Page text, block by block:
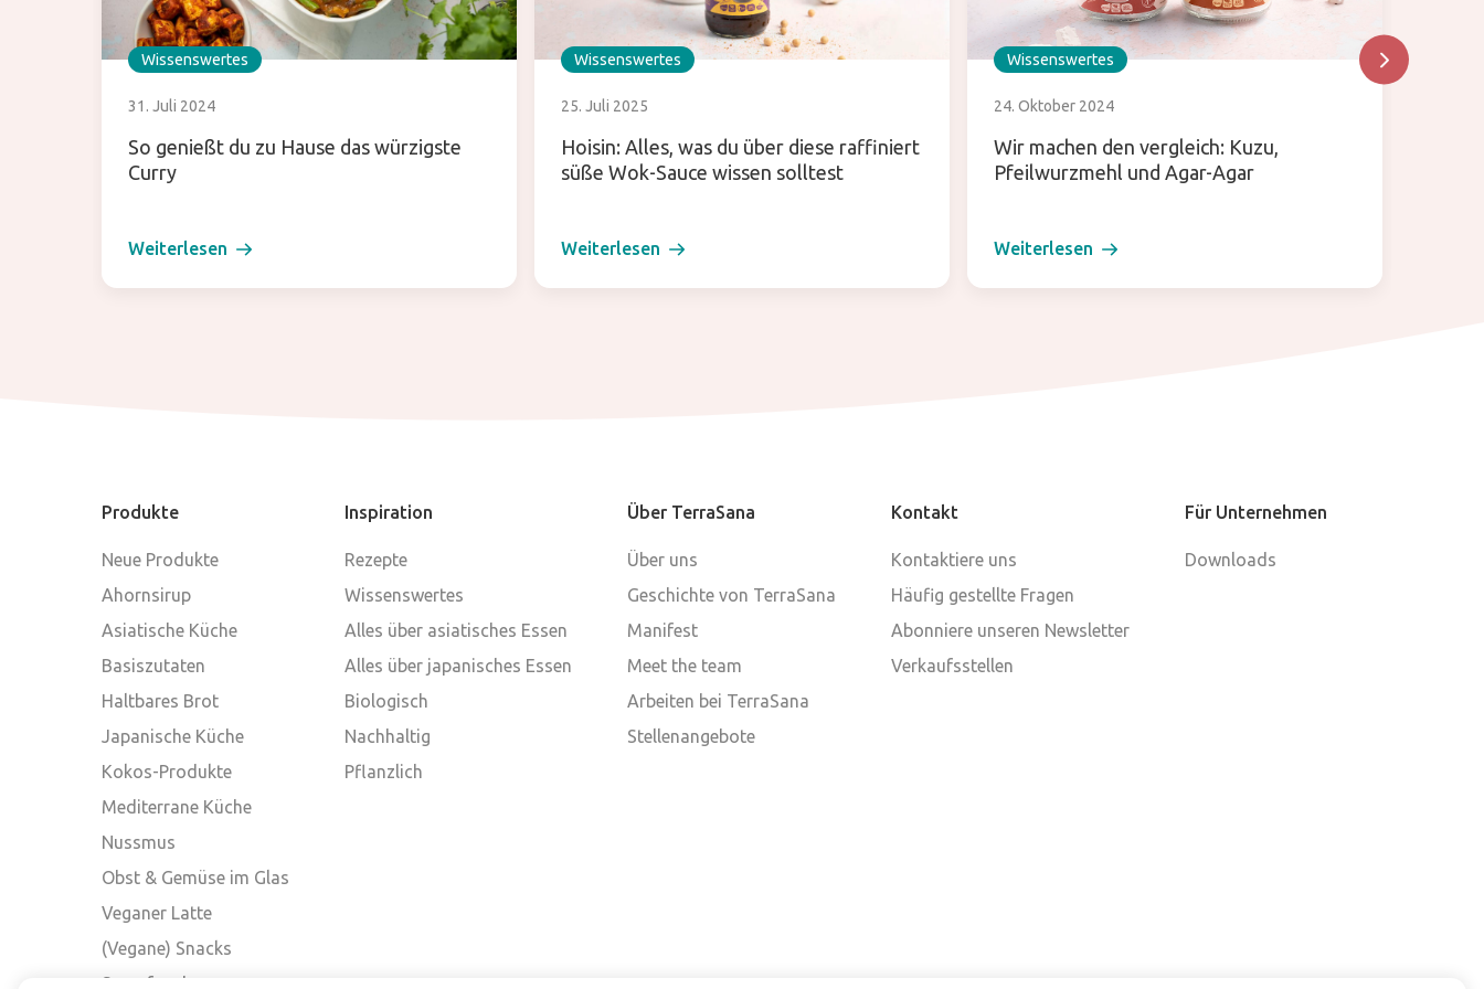
Wissenswertes
31. Juli 2024
So genießt du zu Hause das würzigste
Curry
Weiterlesen
Wissenswertes
25. Juli 2025
Hoisin: Alles, was du über diese raffiniert
süße Wok-Sauce wissen solltest
Weiterlesen
Wissenswertes
24. Oktober 2024
Wir machen den vergleich: Kuzu,
Pfeilwurzmehl und Agar-Agar
Weiterlesen
Produkte
Neue Produkte
Ahornsirup
Asiatische Küche
Basiszutaten
Haltbares Brot
Japanische Küche
Kokos-Produkte
Mediterrane Küche
Nussmus
Obst & Gemüse im Glas
Veganer Latte
(Vegane) Snacks
Superfood
Inspiration
Rezepte
Wissenswertes
Alles über asiatisches Essen
Alles über japanisches Essen
Biologisch
Nachhaltig
Pflanzlich
Über TerraSana
Über uns
Geschichte von TerraSana
Manifest
Meet the team
Arbeiten bei TerraSana
Stellenangebote
Kontakt
Kontaktiere uns
Häufig gestellte Fragen
Abonniere unseren Newsletter
Verkaufsstellen
Für Unternehmen
Downloads